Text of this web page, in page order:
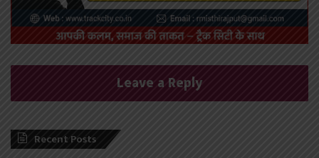
Leave a Reply
Recent Posts